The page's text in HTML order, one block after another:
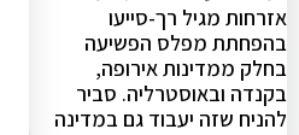
אזרחות מגיל רך-סייעו
בהפחתת מפלס הפשיעה
בחלק ממדינות אירופה,
בקנדה ובאוסטרליה. סביר
להניח שזה יעבוד גם במדינה